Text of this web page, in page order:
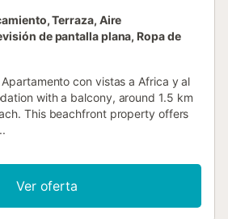
Terraza, Aire
de pantalla plana, Ropa de
con vistas a Africa y al
with a balcony, around 1.5 km
This beachfront property offers
Ver oferta